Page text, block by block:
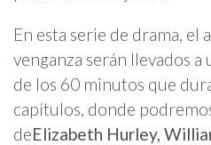
En esta serie de drama, el
venganza serán llevados
de los 60 minutos que
capítulos, donde
deElizabeth Hurley,